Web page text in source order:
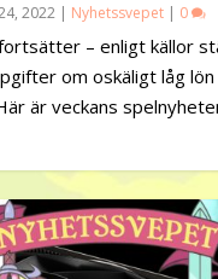
2022 | Nyhetssvepet | 0
– enligt källor
om oskäligt låg
är veckans